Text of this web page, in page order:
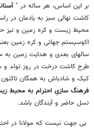
بر این اساس، هر ساله در "آستانه 12 فروردین؛
کاشت نهالی سبز به یادمان در
محیط زیست و کره زمین و نیز
اکوسیستم جهانی و کره زمین
سالهای بعدی و هدایت زمین به
طرح کاشت درخت در روز تولد و
کیک و شادباش به همگان
فرهنگ سازیِ احترام به محیط
نسل حاضر و آیندگان باشد.
بی جهت نیست که مولانا در